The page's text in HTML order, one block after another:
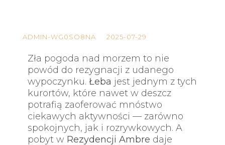
ADMIN-WG0SO8NA 2025-07-29
Zła pogoda nad morzem to nie
powód do rezygnacji z udanego
wypoczynku. Łeba jest jednym z tych
kurortów, które nawet w deszcz
potrafią zaoferować mnóstwo
ciekawych aktywności — zarówno
spokojnych, jak i rozrywkowych. A
pobyt w Rezydencji Ambre daje